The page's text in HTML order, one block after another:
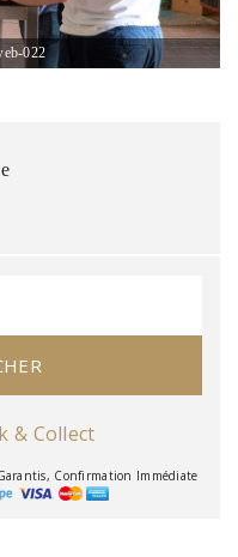
022
& Collect
Confirmation Immédiate